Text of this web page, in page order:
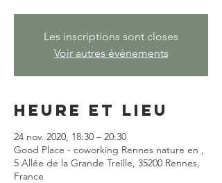
Les inscriptions sont closes
Voir autres événements
Heure et lieu
24 nov. 2020, 18:30 – 20:30
Good Place - coworking Rennes nature en ,
5 Allée de la Grande Treille, 35200 Rennes,
France